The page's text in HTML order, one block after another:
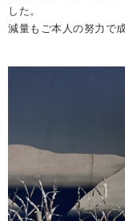
した。
減量もご本人の努力で